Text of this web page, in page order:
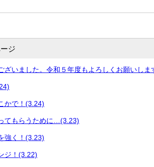
ジ
ざいました。令和５年度もよろしくお願いしま
で！(3.24)
てもらうために…(3.23)
強く！(3.23)
ジ！(3.22)